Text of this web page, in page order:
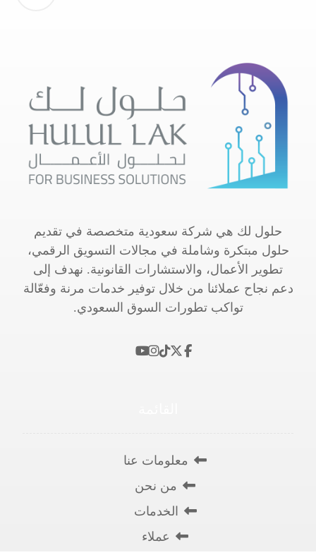
حلول لك هي شركة سعودية متخصصة في تقديم
حلول مبتكرة وشاملة في مجالات التسويق الرقمي،
تطوير الأعمال، والاستشارات القانونية. نهدف إلى
دعم نجاح عملائنا من خلال توفير خدمات مرنة وفعّالة
تواكب تطورات السوق السعودي.
معلومات عنا
من نحن
الخدمات
عملاء